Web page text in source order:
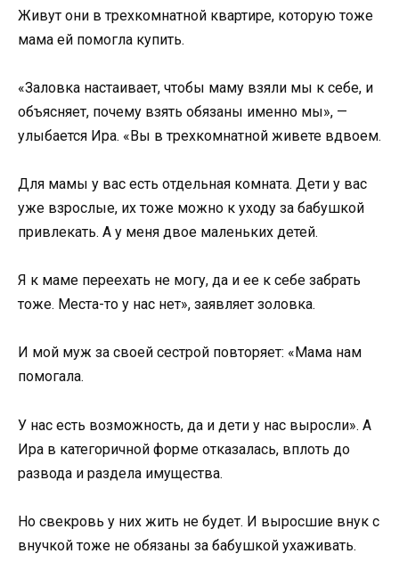
Живут они в трехкомнатной квартире, которую тоже
мама ей помогла купить.
«Заловка настаивает, чтобы маму взяли мы к себе, и
объясняет, почему взять обязаны именно мы», —
улыбается Ира. «Вы в трехкомнатной живете вдвоем.
Для мамы у вас есть отдельная комната. Дети у вас
уже взрослые, их тоже можно к уходу за бабушкой
привлекать. А у меня двое маленьких детей.
Я к маме переехать не могу, да и ее к себе забрать
тоже. Места-то у нас нет», заявляет золовка.
И мой муж за своей сестрой повторяет: «Мама нам
помогала.
У нас есть возможность, да и дети у нас выросли». А
Ира в категоричной форме отказалась, вплоть до
развода и раздела имущества.
Но свекровь у них жить не будет. И выросшие внук с
внучкой тоже не обязаны за бабушкой ухаживать.